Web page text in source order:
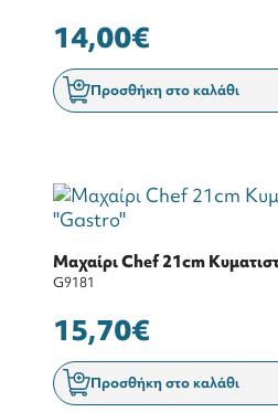
14,00€
Προσθήκη στο καλάθι
Μαχαίρι Chef 21cm
G9181
15,70€
Προσθήκη στο καλάθι